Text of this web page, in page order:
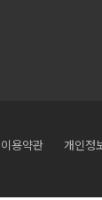
이용약관 개인정